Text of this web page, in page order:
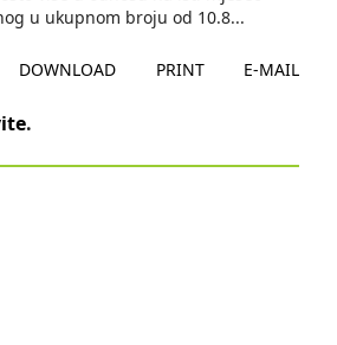
u ukupnom broju od 10.8...
DOWNLOAD PRINT E-MAIL
.